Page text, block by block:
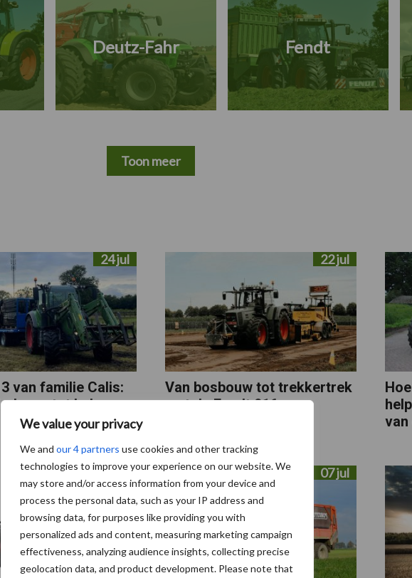
We value your privacy
We and our 4 partners use cookies and other tracking
technologies to improve your experience on our website. We
may store and/or access information from your device and
process the personal data, such as your IP address and
browsing data, for purposes like providing you with
personalized ads and content, measuring marketing campaign
effectiveness, analyzing audience insights, collecting precise
geolocation data, and product development. Please note that
Deutz-Fahr Fendt
Toon meer
24 jul
van familie Calis:
tot balen
22 jul
Van bosbouw tot trekkertrek
met de Fendt 916
van
08 jul 07 jul